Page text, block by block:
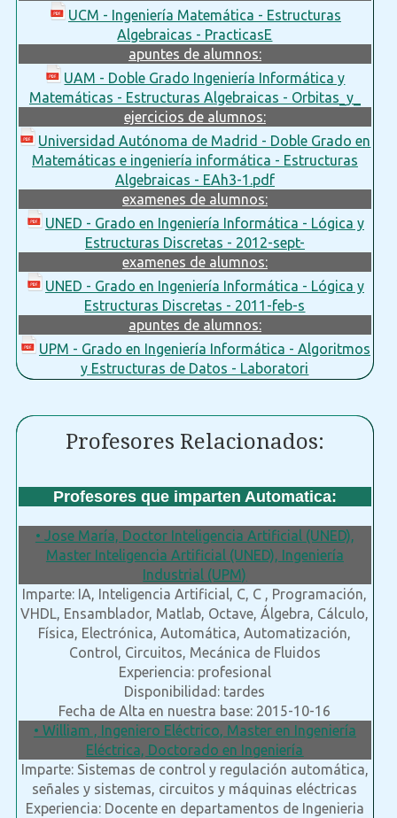
UCM - Ingeniería Matemática - Estructuras
Algebraicas - PracticasE
apuntes de alumnos:
UAM - Doble Grado Ingeniería Informática y
Matemáticas - Estructuras Algebraicas - Orbitas_y_
ejercicios de alumnos:
Universidad Autónoma de Madrid - Doble Grado en
Matemáticas e ingeniería informática - Estructuras
Algebraicas - EAh3-1.pdf
examenes de alumnos:
UNED - Grado en Ingeniería Informática - Lógica y
Estructuras Discretas - 2012-sept-
examenes de alumnos:
UNED - Grado en Ingeniería Informática - Lógica y
Estructuras Discretas - 2011-feb-s
apuntes de alumnos:
UPM - Grado en Ingeniería Informática - Algoritmos
y Estructuras de Datos - Laboratori
Profesores Relacionados:
Profesores que imparten Automatica:
• Jose María, Doctor Inteligencia Artificial (UNED),
Master Inteligencia Artificial (UNED), Ingeniería
Industrial (UPM)
Imparte: IA, Inteligencia Artificial, C, C , Programación,
VHDL, Ensamblador, Matlab, Octave, Álgebra, Cálculo,
Física, Electrónica, Automática, Automatización,
Control, Circuitos, Mecánica de Fluidos
Experiencia: profesional
Disponibilidad: tardes
Fecha de Alta en nuestra base: 2015-10-16
• William , Ingeniero Eléctrico, Master en Ingeniería
Eléctrica, Doctorado en Ingeniería
Imparte: Sistemas de control y regulación automática,
señales y sistemas, circuitos y máquinas eléctricas
Experiencia: Docente en departamentos de Ingenieria